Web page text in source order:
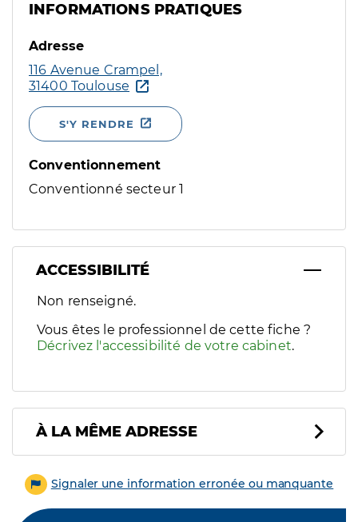
INFORMATIONS PRATIQUES
Adresse
116 Avenue Crampel,
31400 Toulouse
S'Y RENDRE
Conventionnement
Conventionné secteur 1
ACCESSIBILITÉ
Filtres
Sélectionnez un ou plusieurs handicaps/besoins
Non renseigné.
Vous êtes le professionnel de cette fiche ?
Décrivez l'accessibilité de votre cabinet.
À LA MÊME ADRESSE
Signaler une information erronée ou manquante